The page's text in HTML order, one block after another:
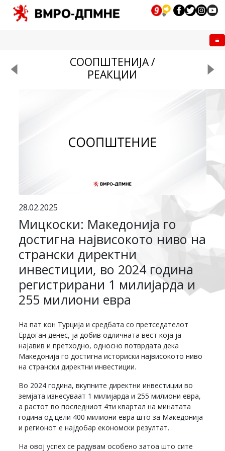
СООПШТЕНИЈА /
РЕАКЦИИ
28.02.2025
Мицкоски: Македонија го
достигна највисокото ниво на
странски директни
инвестиции, во 2024 година
регистрирани 1 милијарда и
255 милиони евра
На пат кон Турција и средбата со претседателот
Ердоган денес, ја добив одличната вест која ја
најавив и претходно, односно потврдата дека
Македонија го достигна историски највисокото ниво
на странски директни инвестиции.
Во 2024 година, вкупните директни инвестиции во
земјата изнесуваат 1 милијарда и 255 милиони евра,
а растот во последниот 4ти квартал на минатата
година од цели 400 милиони евра што за Македонија
и регионот е најдобар економски резултат.
На овој успех се радувам особено затоа што сите